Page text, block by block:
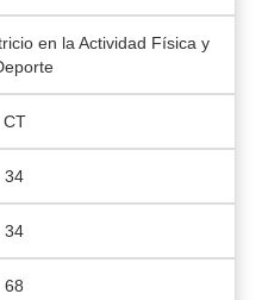
en la Actividad Física y
CT
34
34
68